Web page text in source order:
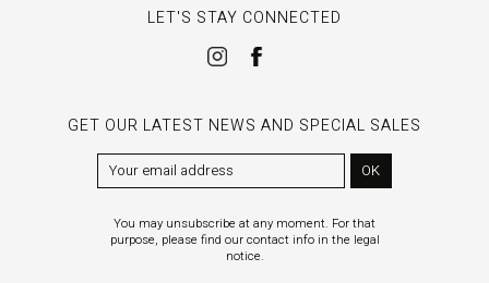
LET'S STAY CONNECTED
GET OUR LATEST NEWS AND SPECIAL SALES
OK
You may unsubscribe at any moment. For that
purpose, please find our contact info in the legal
notice.